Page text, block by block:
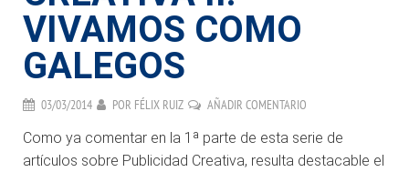
VIVAMOS COMO
GALEGOS
03/03/2014 POR FÉLIX RUIZ AÑADIR COMENTARIO
Como ya comentar en la 1ª parte de esta serie de
artículos sobre Publicidad Creativa, resulta destacable el